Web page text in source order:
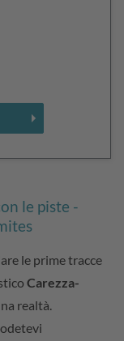
le piste -
le prime tracce
Carezza-
realtà.